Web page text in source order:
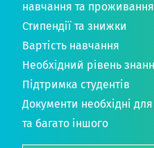
навчання та
Стипендії та знижки
Вартість навчання
Необхідний рівень
Підтримка студентів
Документи необхідні
та багато іншого